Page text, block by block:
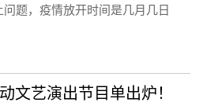
题，疫情放开时间是几月几日
文艺演出节目单出炉！